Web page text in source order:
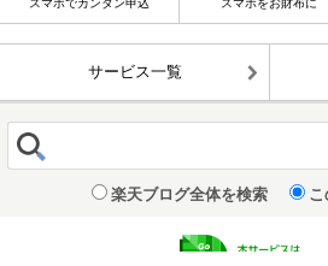
スマホでカンタン申込 スマホをお財布に
サービス一覧
楽天ブログ全体を検索